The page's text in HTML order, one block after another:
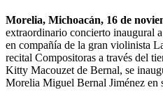
Morelia, Michoacán, 16 de
extraordinario concierto inaugural
en compañía de la gran violinista
recital Compositoras a través del
Kitty Macouzet de Bernal, se
Morelia Miguel Bernal Jiménez en